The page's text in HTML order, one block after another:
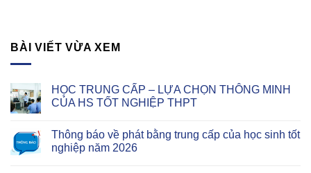
BÀI VIẾT VỪA XEM
HỌC TRUNG CẤP – LỰA CHỌN THÔNG MINH
CỦA HS TỐT NGHIỆP THPT
Thông báo về phát bằng trung cấp của học sinh tốt
nghiệp năm 2026